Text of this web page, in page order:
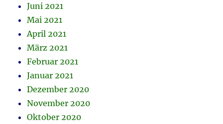
Juni 2021
Mai 2021
April 2021
März 2021
Februar 2021
Januar 2021
Dezember 2020
November 2020
Oktober 2020